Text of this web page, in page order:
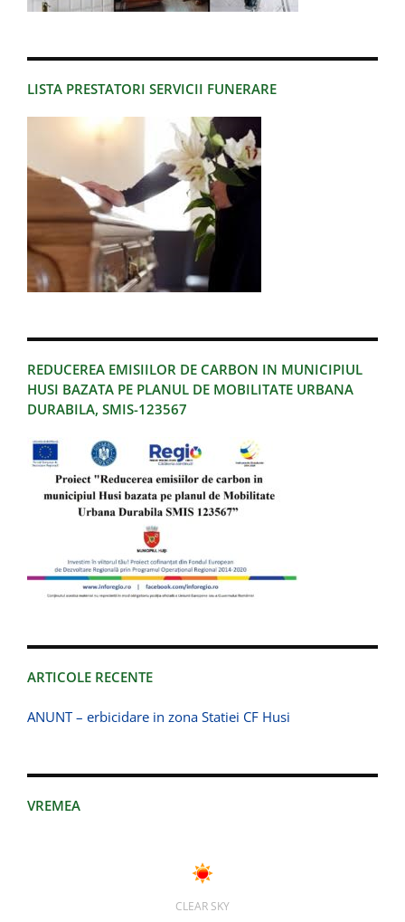
LISTA PRESTATORI SERVICII FUNERARE
REDUCEREA EMISIILOR DE CARBON IN MUNICIPIUL
HUSI BAZATA PE PLANUL DE MOBILITATE URBANA
DURABILA, SMIS-123567
ARTICOLE RECENTE
ANUNT – erbicidare in zona Statiei CF Husi
VREMEA
CLEAR SKY